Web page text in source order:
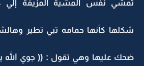
تمشي نفس المشية المزيفة إلي
شكلها كأنها حمامه تبي تطير
ضحك عليها وهي تقول : (( جوي الله